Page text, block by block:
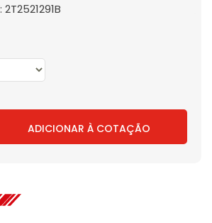
ADICIONAR À COTAÇÃO